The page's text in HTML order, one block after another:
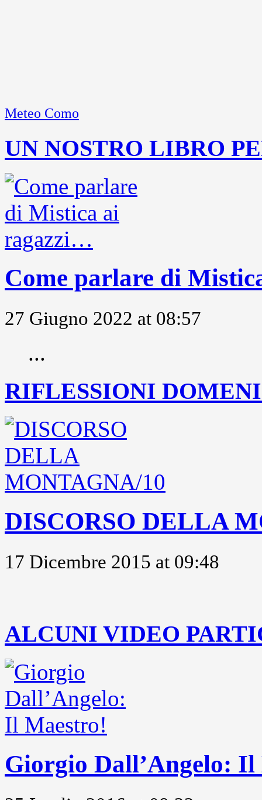
Meteo Como
UN NOSTRO LIBRO
Come parlare di
27 Giugno 2022 at 08:57
...
RIFLESSIONI
DISCORSO DELLA
17 Dicembre 2015 at 09:48
ALCUNI VIDEO
Giorgio Dall’Angelo: